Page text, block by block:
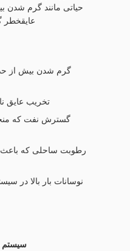
حیاتی مانند گرم شدن
گرم شدن بیش از
تخریب عایق
گسترش نفت که
رطوبت ساحلی که
نوسانات بار بالا در
سیستم